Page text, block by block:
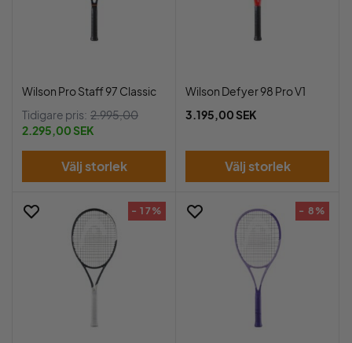
Wilson Pro Staff 97 Classic
Tidigare pris: 2.995,00
2.295,00 SEK
Välj storlek
Wilson Defyer 98 Pro V1
3.195,00 SEK
Välj storlek
- 17% - 8%